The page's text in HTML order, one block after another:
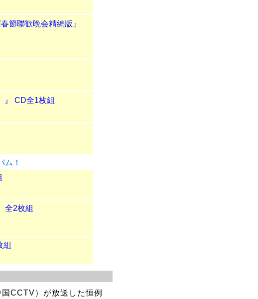
節聯歓晩会精編版』
』 CD全1枚組
ム！
全2枚組
組
CCTV）が放送した恒例